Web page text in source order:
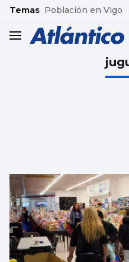
common.go-to-content
Temas Población en Vigo
header.menu.open